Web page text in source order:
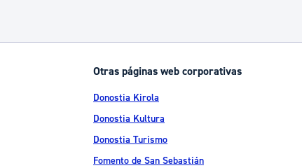
Otras páginas web corporativas
Donostia Kirola
Donostia Kultura
Donostia Turismo
Fomento de San Sebastián